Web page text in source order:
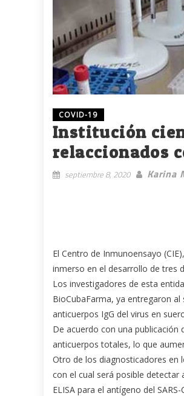
COVID-19
Institución
relaccionados
septiembre 8, 2020 Karina
El Centro de Inmunoensayo
inmerso en el desarrollo de tres
Los investigadores de esta
BioCubaFarma, ya entregaron al
anticuerpos IgG del virus en
De acuerdo con una publicación
anticuerpos totales, lo que
Otro de los diagnosticadores en
con el cual será posible detectar
ELISA para el antígeno del